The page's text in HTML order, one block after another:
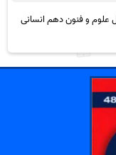
علوم و فنون دهم انسانی